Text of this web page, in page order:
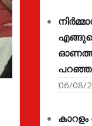
06/08/